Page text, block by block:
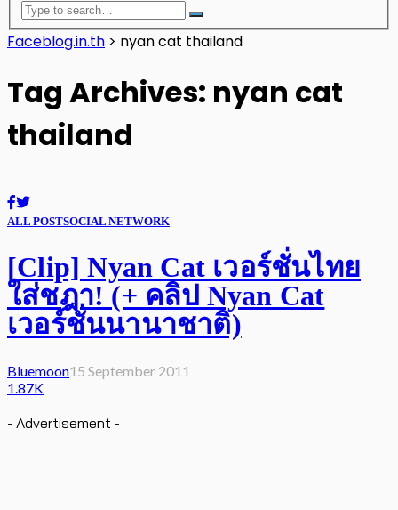
Faceblog.in.th > nyan cat thailand
Tag Archives: nyan cat
thailand
ALL POSTSOCIAL NETWORK
[Clip] Nyan Cat เวอร์ชั่นไทย
ใส่ชฎา! (+ คลิป Nyan Cat
เวอร์ชั่นนานาชาติ)
Bluemoon15 September 2011
1.87K
- Advertisement -